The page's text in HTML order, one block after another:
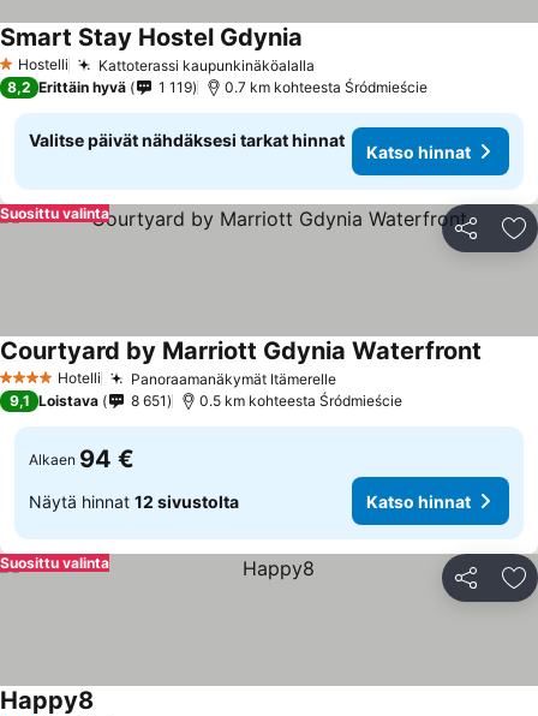
1 Tähtiluokitus
Hostelli Kattoterassi kaupunkinäköalalla
Smart Stay Hostel Gdynia
8,2 Erittäin hyvä 1 119 0.7 km kohteesta Śródmieście
Valitse päivät nähdäksesi tarkat hinnat
Katso hinnat
Jaa
Suosittu valinta
4 Tähtiluokitus
Hotelli Panoraamanäkymät ItämerelleKatso hinnat
Courtyard by Marriott Gdynia Waterfront
9,1 Loistava 8 651 0.5 km kohteesta Śródmieście
Alkaen 94 €
Näytä hinnat 12 sivustolta Katso hinnat
Jaa
Suosittu valinta
Happy8